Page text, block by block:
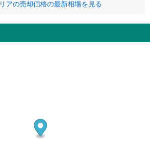
アの売却価格の最新相場を見る